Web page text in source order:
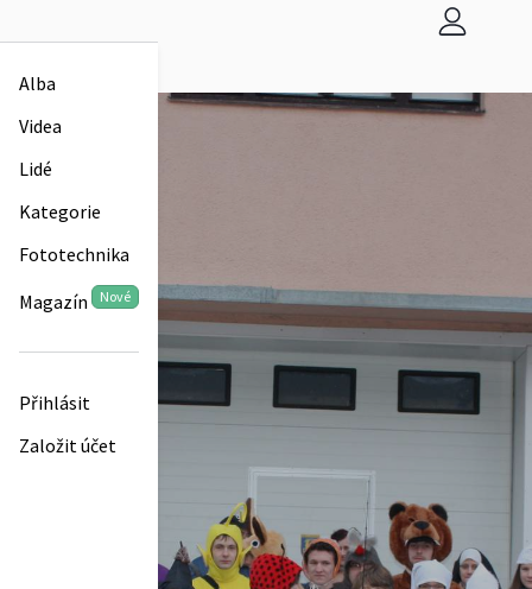
Alba
Videa
Lidé
Kategorie
Fototechnika
Magazín Nové
Přihlásit
Založit účet